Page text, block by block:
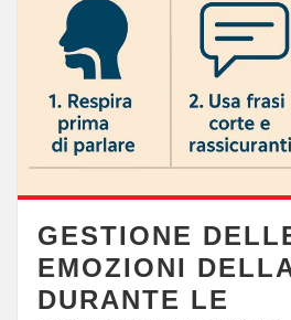
GESTIONE
EMOZIONI
DURANTE LE